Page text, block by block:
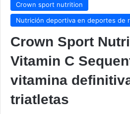
Crown sport nutrition
Nutrición deportiva en deportes de
Crown Sport
Vitamin C
vitamina
triatletas